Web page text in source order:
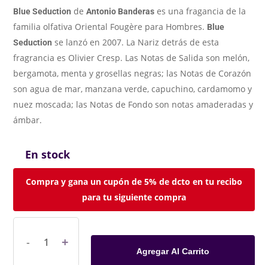
Blue Seduction deAntonio Banderas es una fragancia de la
familia olfativa Oriental Fougère para Hombres. Blue
Seduction se lanzó en 2007. La Nariz detrás de esta
fragrancia es Olivier Cresp. Las Notas de Salida son melón,
bergamota, menta y grosellas negras; las Notas de Corazón
son agua de mar, manzana verde, capuchino, cardamomo y
nuez moscada; las Notas de Fondo son notas amaderadas y
ámbar.
En stock
Compra y gana un cupón de 5% de dcto en tu recibo
para tu siguiente compra
Agregar Al Carrito